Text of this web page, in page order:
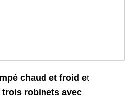
chaud et froid et
robinets avec